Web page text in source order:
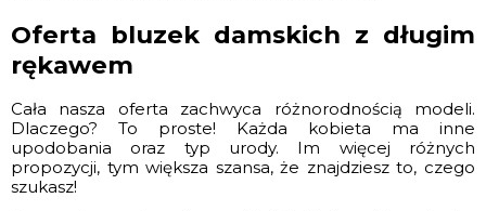
Oferta bluzek damskich z długim
rękawem
Cała nasza oferta zachwyca różnorodnością modeli.
Dlaczego? To proste! Każda kobieta ma inne
upodobania oraz typ urody. Im więcej różnych
propozycji, tym większa szansa, że znajdziesz to, czego
szukasz!